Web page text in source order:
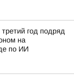
год подряд
на
по ИИ